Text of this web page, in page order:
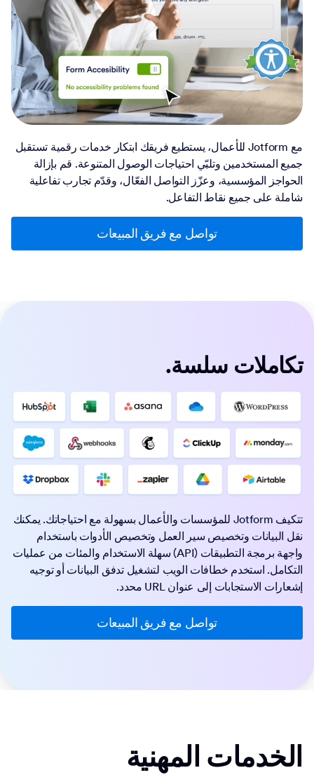
مع Jotform للأعمال، يستطيع فريقك ابتكار خدمات رقمية تستقبل
جميع المستخدمين وتلبّي احتياجات الوصول المتنوعة. قم بإزالة
الحواجز المؤسسية، وعزّز التواصل الفعّال، وقدّم تجارب تفاعلية
شاملة على جميع نقاط التفاعل.
تواصل مع فريق المبيعات
تكاملات سلسة.
تتكيف Jotform للمؤسسات والأعمال بسهولة مع احتياجاتك. يمكنك
نقل البيانات وتخصيص سير العمل وتخصيص الأدوات باستخدام
واجهة برمجة التطبيقات (API) سهلة الاستخدام والمئات من عمليات
التكامل. استخدم خطافات الويب لتشغيل تدفق البيانات أو توجيه
إشعارات الاستجابات إلى عنوان URL محدد.
تواصل مع فريق المبيعات
الخدمات المهنية